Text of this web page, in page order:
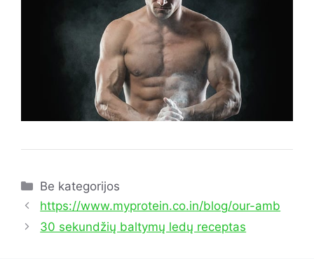
Kategorijos
Be kategorijos
https://www.myprotein.co.in/blog/our-amb
30 sekundžių baltymų ledų receptas